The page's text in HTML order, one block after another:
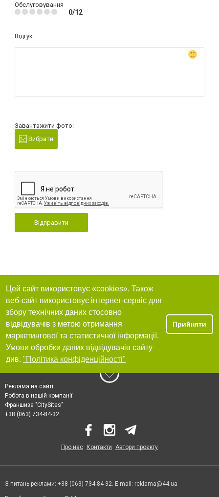
Обслуговування
0/12
Відгук:
Завантажити фото:
Вибрати
Відправити
Цей сайт використовує «cookies». Також
веб-сайт використовує інтернет-сервіс для
збору технічних даних стосовно
відвідувачів з метою отримання
маркетингової та статистичної інформації.
Умови обробки даних відвідувачів сайту
див. "Політика конфіденційності"
Прийняти
Реклама на сайті
Робота в нашій компанії
Франшиза "CitySites"
+38 (063) 734-84-32
Про нас Контакти Автори проєкту
З питань реклами: +38 (063) 734-84-32. E-mail: reklama@44.ua